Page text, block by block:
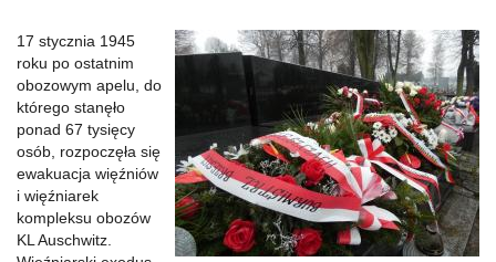
17 stycznia 1945
roku po ostatnim
obozowym apelu, do
którego stanęło
ponad 67 tysięcy
osób, rozpoczęła się
ewakuacja więźniów
i więźniarek
kompleksu obozów
KL Auschwitz.